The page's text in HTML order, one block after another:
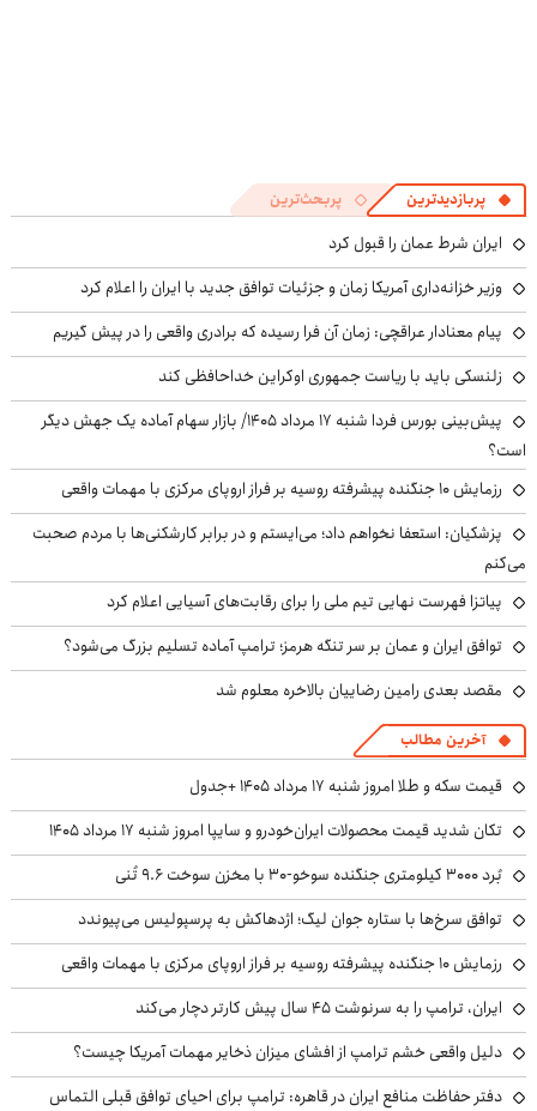
پربازدیدترین پربحث‌ترین
ایران شرط عمان را قبول کرد
وزیر خزانه‌داری آمریکا زمان و جزئیات توافق جدید با ایران را اعلام کرد
پیام معنادار عراقچی: زمان آن فرا رسیده که برادری واقعی را در پیش گیریم
زلنسکی باید با ریاست جمهوری اوکراین خداحافظی کند
پیش‌بینی بورس فردا شنبه ۱۷ مرداد ۱۴۰۵/ بازار سهام آماده یک جهش دیگر
است؟
رزمایش ۱۰ جنگنده پیشرفته روسیه بر فراز اروپای مرکزی با مهمات واقعی
پزشکیان: استعفا نخواهم داد؛ می‌ایستم و در برابر کارشکنی‌ها با مردم صحبت
می‌کنم
پیاتزا فهرست نهایی تیم ملی را برای رقابت‌های آسیایی اعلام کرد
توافق ایران و عمان بر سر تنگه هرمز؛ ترامپ آماده تسلیم بزرگ می‌شود؟
مقصد بعدی رامین رضاییان بالاخره معلوم شد
آخرین مطالب
قیمت سکه و طلا امروز شنبه ۱۷ مرداد ۱۴۰۵ +جدول
تکان شدید قیمت محصولات ایران‌خودرو و سایپا امروز شنبه ۱۷ مرداد ۱۴۰۵
بُرد ۳۰۰۰ کیلومتری جنگنده سوخو-۳۰ با مخزن سوخت ۹.۶ تُنی
توافق سرخ‌ها با ستاره جوان لیگ؛ اژدهاکش به پرسپولیس می‌پیوندد
رزمایش ۱۰ جنگنده پیشرفته روسیه بر فراز اروپای مرکزی با مهمات واقعی
ایران، ترامپ را به سرنوشت ۴۵ سال پیش کارتر دچار می‌کند
دلیل واقعی خشم ترامپ از افشای میزان ذخایر مهمات آمریکا چیست؟
دفتر حفاظت منافع ایران در قاهره: ترامپ برای احیای توافق قبلی التماس